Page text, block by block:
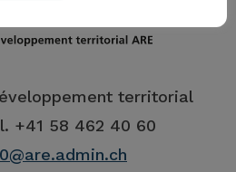
territorial
+41 58 462 40 60